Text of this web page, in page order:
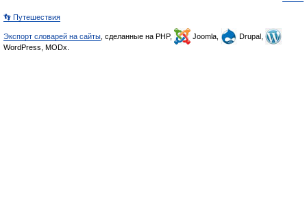
👣 Путешествия
Экспорт словарей на сайты , сделанные на PHP, Joomla,
Drupal,
WordPress, MODx.